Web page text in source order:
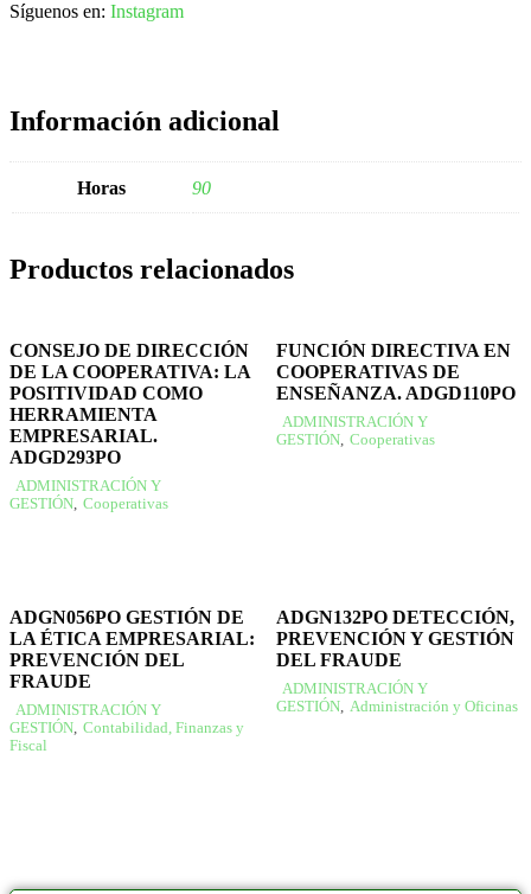
Síguenos en: Instagram
Información adicional
Horas 90
Productos relacionados
CONSEJO DE DIRECCIÓN
DE LA COOPERATIVA: LA
POSITIVIDAD COMO
HERRAMIENTA
EMPRESARIAL.
ADGD293PO
ADMINISTRACIÓN Y
GESTIÓN, Cooperativas
FUNCIÓN DIRECTIVA EN
COOPERATIVAS DE
ENSEÑANZA. ADGD110PO
ADMINISTRACIÓN Y
GESTIÓN, Cooperativas
ADGN056PO GESTIÓN DE
LA ÉTICA EMPRESARIAL:
PREVENCIÓN DEL
FRAUDE
ADMINISTRACIÓN Y
GESTIÓN, Contabilidad, Finanzas y
Fiscal
ADGN132PO DETECCIÓN,
PREVENCIÓN Y GESTIÓN
DEL FRAUDE
ADMINISTRACIÓN Y
GESTIÓN, Administración y Oficinas